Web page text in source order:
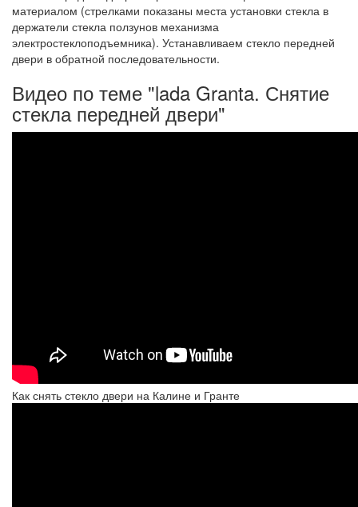
материалом (стрелками показаны места установки стекла в
держатели стекла ползунов механизма
электростеклоподъемника). Устанавливаем стекло передней
двери в обратной последовательности.
Видео по теме "lada Granta. Снятие
стекла передней двери"
Как снять стекло двери на Калине и Гранте